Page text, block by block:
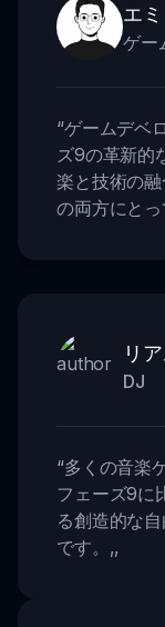
エ
ゲー
“ゲームデベ
ズ9の革新的
楽と技術の
の両方にとっ
リ
DJ
“多くの音楽
フェーズ9に
る創造的な
です。 ,,